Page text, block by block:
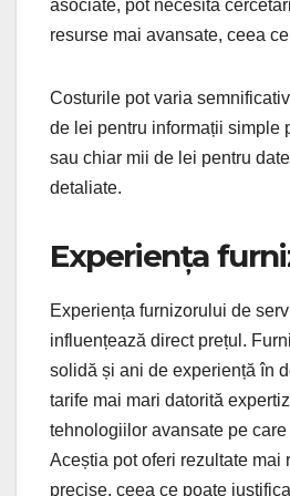
asociate, pot necesita
resurse mai avansate, ceea
Costurile pot varia
de lei pentru informații simple
sau chiar mii de lei pentru
detaliate.
Experiența
Experiența furnizorului de
influențează direct prețul.
solidă și ani de experiență în
tarife mai mari datorită
tehnologiilor avansate pe
Aceștia pot oferi rezultate mai
precise, ceea ce poate